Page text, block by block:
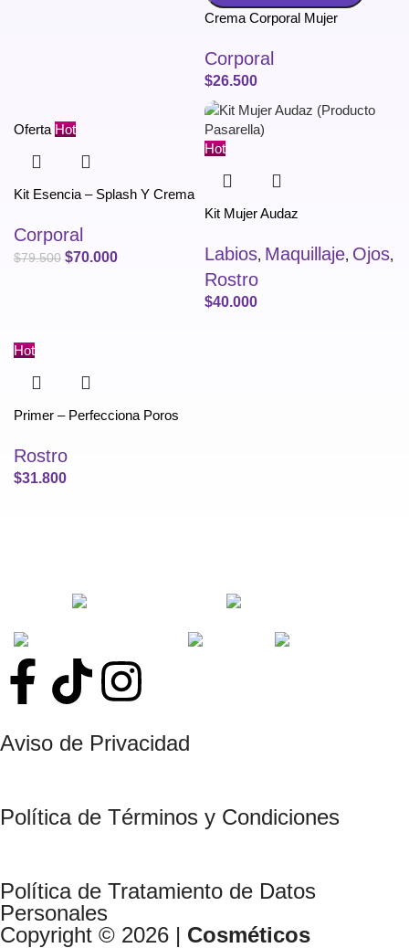
Crema Corporal Mujer
Corporal
$26.500
Oferta Hot
Kit Esencia – Splash Y Crema
Corporal
$79.500 $70.000
Hot
Kit Mujer Audaz
Labios, Maquillaje, Ojos,
Rostro
$40.000
Hot
Primer – Perfecciona Poros
Rostro
$31.800
Aviso de Privacidad
Política de Términos y Condiciones
Política de Tratamiento de Datos
Personales
Copyright © 2026 | Cosméticos